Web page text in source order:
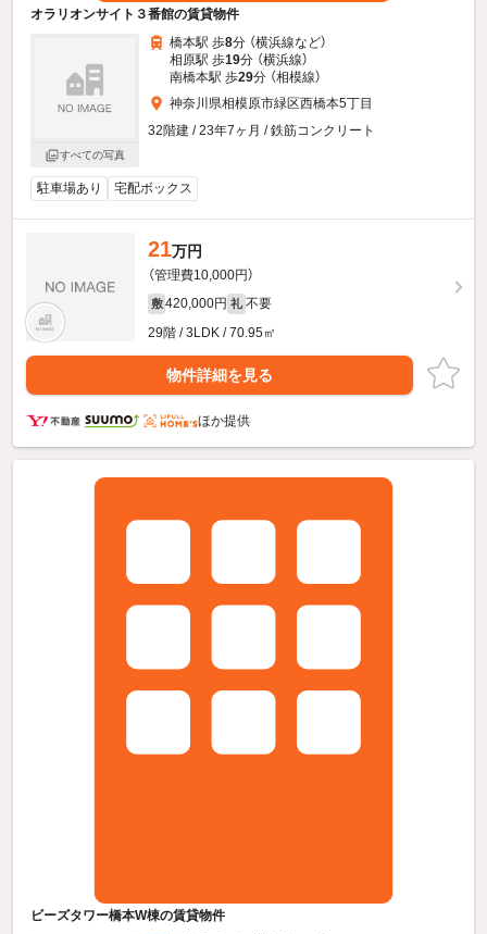
オラリオンサイト３番館の賃貸物件
すべての写真
橋本駅 歩8分 （横浜線など）
相原駅 歩19分 （横浜線）
南橋本駅 歩29分 （相模線）
神奈川県相模原市緑区西橋本5丁目
32階建 / 23年7ヶ月 / 鉄筋コンクリート
駐車場あり 宅配ボックス
21万円
（管理費10,000円）
敷 420,000円 礼 不要
29階 / 3LDK / 70.95㎡
物件詳細を見る
ほか提供
ビーズタワー橋本W棟の賃貸物件